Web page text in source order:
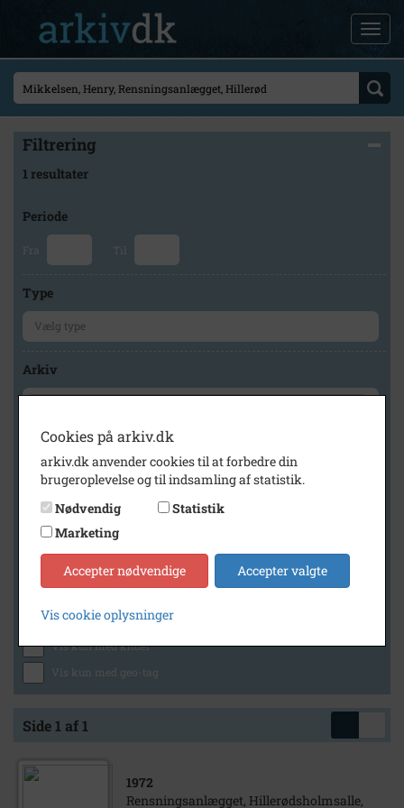
Filtrering
1 resultater
Periode
Fra Til
Type
Arkiv
Geografi
Generelt
Vis kun med billeder
Vis kun med lydklip
Vis kun med kilder
Vis kun med geo-tag
Side 1 af 1
1972
Rensningsanlægget, Hillerødsholmsalle,
Cookies på arkiv.dk
arkiv.dk anvender cookies til at forbedre din
brugeroplevelse og til indsamling af statistik.
Nødvendig
Statistik
Marketing
Accepter nødvendige Accepter valgte
Vis cookie oplysninger